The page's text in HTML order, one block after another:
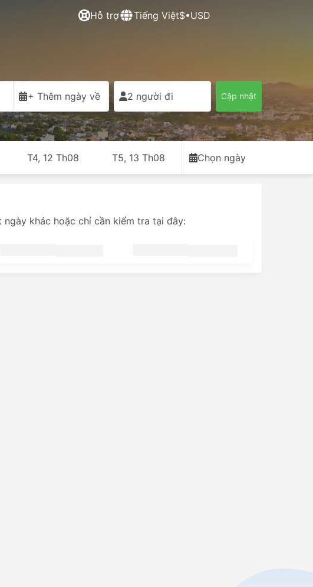
Hỗ trợ Tiếng Việt$•USD
+ Thêm ngày về 2 người đi Cập nhật
T4, 12 Th08 T5, 13 Th08 Chọn ngày
khác hoặc chỉ cần kiểm tra tại đây: